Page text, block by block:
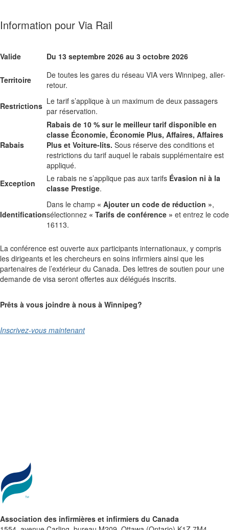
Information pour Via Rail
Valide Du 13 septembre 2026 au 3 octobre 2026
Territoire
De toutes les gares du réseau VIA vers Winnipeg, aller-
retour.
Restrictions Le tarif s’applique à un maximum de deux passagers
par réservation.
Rabais
Rabais de 10 % sur le meilleur tarif disponible en
classe Économie, Économie Plus, Affaires, Affaires
Plus et Voiture-lits. Sous réserve des conditions et
restrictions du tarif auquel le rabais supplémentaire est
appliqué.
Exception
Le rabais ne s’applique pas aux tarifs Évasion ni à la
classe Prestige.
Identification
Dans le champ « Ajouter un code de réduction »,
sélectionnez « Tarifs de conférence » et entrez le code
16113.
La conférence est ouverte aux participants internationaux, y compris
les dirigeants et les chercheurs en soins infirmiers ainsi que les
partenaires de l’extérieur du Canada. Des lettres de soutien pour une
demande de visa seront offertes aux délégués inscrits.
Prêts à vous joindre à nous à Winnipeg?
Inscrivez-vous maintenant
Association des infirmières et infirmiers du Canada